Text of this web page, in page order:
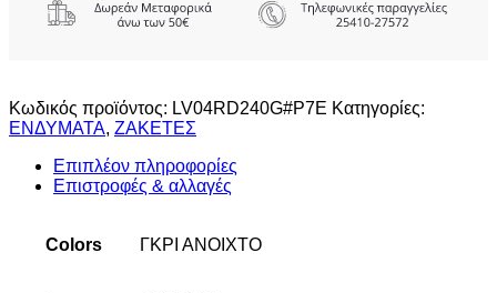
Κωδικός προϊόντος: LV04RD240G#P7E Κατηγορίες:
ΕΝΔΥΜΑΤΑ, ΖΑΚΕΤΕΣ
Επιπλέον πληροφορίες
Επιστροφές & αλλαγές
Colors ΓΚΡΙ ΑΝΟΙΧΤΟ